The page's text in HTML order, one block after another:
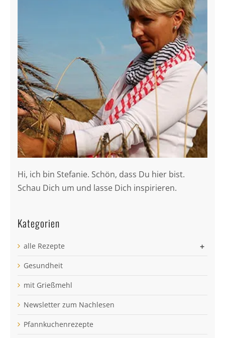
Hi, ich bin Stefanie. Schön, dass Du hier bist.
Schau Dich um und lasse Dich inspirieren.
Kategorien
alle Rezepte +
Gesundheit
mit Grießmehl
Newsletter zum Nachlesen
Pfannkuchenrezepte